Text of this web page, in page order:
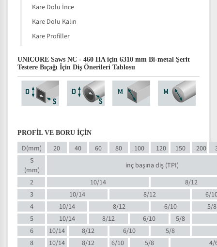
Kare Dolu İnce
Kare Dolu Kalın
Kare Profiller
UNICORE Saws NC - 460 HA için 6310 mm Bi-metal Şerit
Testere Bıçağı İçin Diş Önerileri Tablosu
PROFİL VE BORU İÇİN
D(mm) 20 40 60 80 100 120 150 200
S
(mm)
inç başına diş (TPI)
2
10/14
8/12
3
10/14 8/12
6/
4
10/14 8/12 6/10
5/8
5
10/14 8/12 6/10
5/8
6
10/14 8/12 6/10
5/8
8
10/14 8/12 6/10 5/8
4/